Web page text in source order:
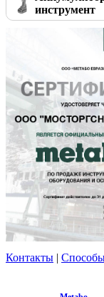
инструмент
Контакты |